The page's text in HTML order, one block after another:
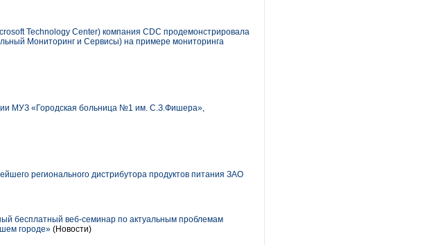
Technology Center) компания CDC продемонстрировала
Мониторинг и Сервисы) на примере мониторинга
МУЗ «Городская больница №1 им. С.З.Фишера»,
регионального дистрибутора продуктов питания ЗАО
бесплатный веб-семинар по актуальным проблемам
городе» (Новости)